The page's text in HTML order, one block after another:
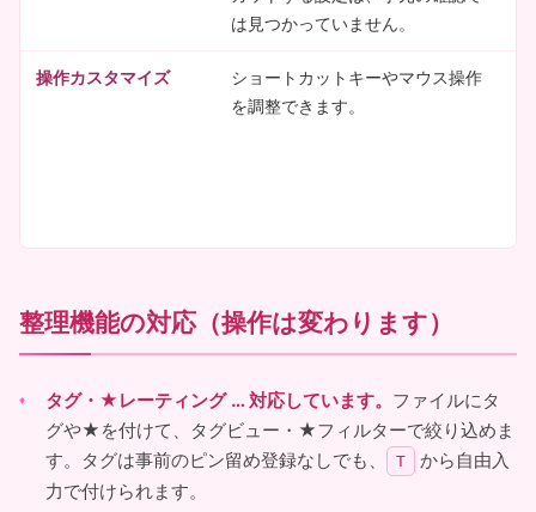
は見つかっていません。
操作カスタマイズ
ショートカットキーやマウス操作
を調整できます。
整理機能の対応（操作は変わります）
タグ・★レーティング … 対応しています。 ファイルにタ
グや★を付けて、タグビュー・★フィルターで絞り込めま
す。タグは事前のピン留め登録なしでも、
T
から自由入
力で付けられます。